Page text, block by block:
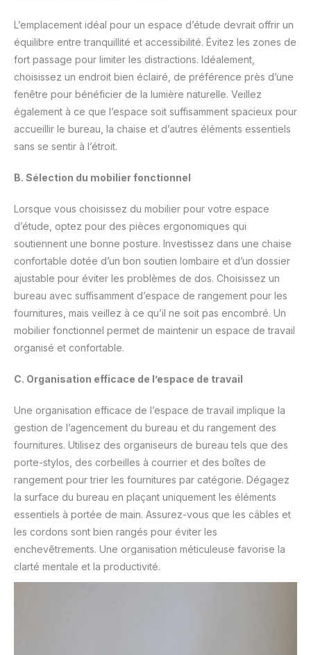
L’emplacement idéal pour un espace d’étude devrait offrir un
équilibre entre tranquillité et accessibilité. Évitez les zones de
fort passage pour limiter les distractions. Idéalement,
choisissez un endroit bien éclairé, de préférence près d’une
fenêtre pour bénéficier de la lumière naturelle. Veillez
également à ce que l’espace soit suffisamment spacieux pour
accueillir le bureau, la chaise et d’autres éléments essentiels
sans se sentir à l’étroit.
B. Sélection du mobilier fonctionnel
Lorsque vous choisissez du mobilier pour votre espace
d’étude, optez pour des pièces ergonomiques qui
soutiennent une bonne posture. Investissez dans une chaise
confortable dotée d’un bon soutien lombaire et d’un dossier
ajustable pour éviter les problèmes de dos. Choisissez un
bureau avec suffisamment d’espace de rangement pour les
fournitures, mais veillez à ce qu’il ne soit pas encombré. Un
mobilier fonctionnel permet de maintenir un espace de travail
organisé et confortable.
C. Organisation efficace de l’espace de travail
Une organisation efficace de l’espace de travail implique la
gestion de l’agencement du bureau et du rangement des
fournitures. Utilisez des organiseurs de bureau tels que des
porte-stylos, des corbeilles à courrier et des boîtes de
rangement pour trier les fournitures par catégorie. Dégagez
la surface du bureau en plaçant uniquement les éléments
essentiels à portée de main. Assurez-vous que les câbles et
les cordons sont bien rangés pour éviter les
enchevêtrements. Une organisation méticuleuse favorise la
clarté mentale et la productivité.